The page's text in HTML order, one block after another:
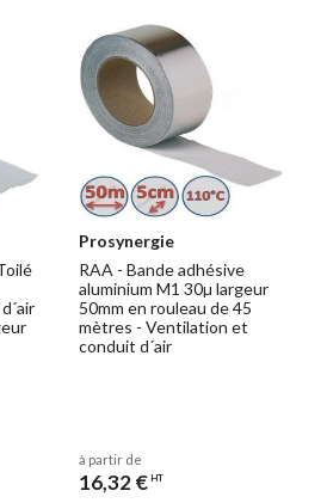
Prosynergie
RAA - Bande adhésive
aluminium M1 30µ largeur
50mm en rouleau de 45
mètres - Ventilation et
conduit d´air
à partir de
16,32 € HT